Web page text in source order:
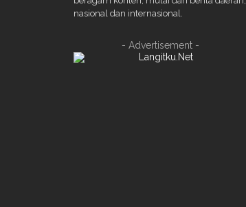
nasional dan internasional.
- Advertisement -